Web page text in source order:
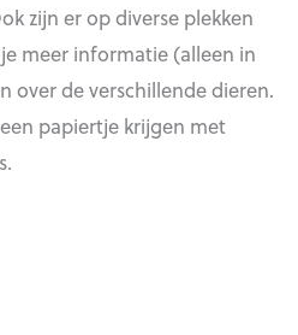
zijn er op diverse plekken
meer informatie (alleen in
over de verschillende dieren.
papiertje krijgen met